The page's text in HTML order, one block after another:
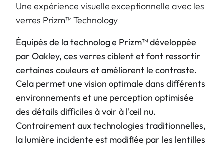
Une expérience visuelle exceptionnelle avec les
verres Prizm™ Technology
Équipés de la technologie Prizm™ développée
par Oakley, ces verres ciblent et font ressortir
certaines couleurs et améliorent le contraste.
Cela permet une vision optimale dans différents
environnements et une perception optimisée
des détails difficiles à voir à l'œil nu.
Contrairement aux technologies traditionnelles,
la lumière incidente est modifiée par les lentilles